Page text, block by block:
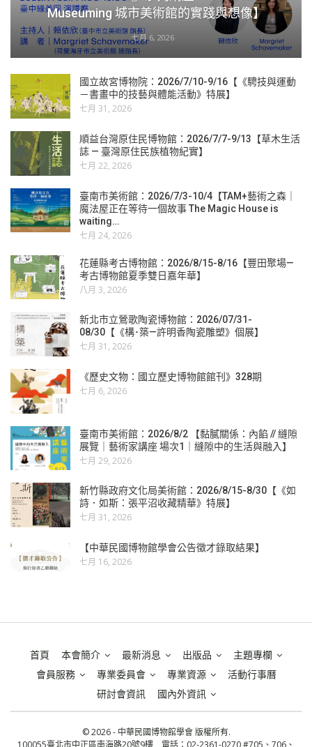
Museuming 城市美術館的實踐與想像】
七月 6, 2026
國立故宮博物院：2026/7/10-9/16【《騁技與運動
－書畫中的技藝與體能活動》特展】
七月 31, 2026
順益台灣原住民博物館：2026/7/7-9/13【草木生活
誌 — 臺灣原住民族植物紀實】
七月 22, 2026
臺南市美術館：2026/7/3-10/4【TAM+藝術之森｜
魔法屋正在等待一個故事 The Magic House is
waiting…
七月 24, 2026
花蓮縣考古博物館：2026/8/15-8/16【豐田聚場—
考古博物館夏季雙日嘉年華】
八月 3, 2026
新北市立鶯歌陶瓷博物館：2026/07/31-
08/30【《構･築—許明香陶瓷雕塑》個展】
七月 31, 2026
《歷史文物：國立歷史博物館館刊》328期
七月 6, 2026
臺南市美術館：2026/8/2 【黏膩關係：內餡 // 縫隙
展覽｜藝術家講座 場次1｜縫隙中的生活與融入】
七月 29, 2026
新竹縣政府文化局美術館：2026/8/15-8/30【《如
詩．如斯：張平沼收藏精華》特展】
七月 31, 2026
【中華民國博物館學會公告徵才錄取結果】
七月 16, 2026
首頁 本會簡介 最新消息 出版品
主題專欄
會員服務
專業委員會 專業資源
活動行事曆
研討會資訊
國內外資訊
© 2026 - 中華民國博物館學會 版權所有.